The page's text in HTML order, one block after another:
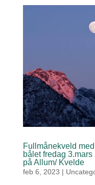
Fullmånekveld
bålet fredag
på Allum/ Kvelde
feb 6, 2023 |